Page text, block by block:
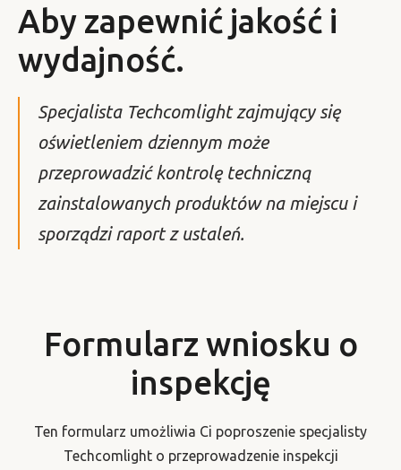
Aby zapewnić jakość i
wydajność.
Specjalista Techcomlight zajmujący się
oświetleniem dziennym może
przeprowadzić kontrolę techniczną
zainstalowanych produktów na miejscu i
sporządzi raport z ustaleń.
Formularz wniosku o
inspekcję
Ten formularz umożliwia Ci poproszenie specjalisty
Techcomlight o przeprowadzenie inspekcji